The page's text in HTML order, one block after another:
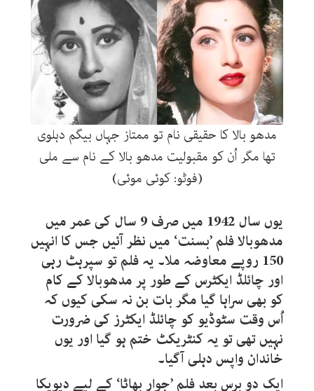
مدھو بالا کا حقیقی نام تو ممتاز جہاں بیگم دہلوی
تھا مگر اُن کو مقبولیت مدھو بالا کے نام سے ملی
(فوٹو: کوئی موئی)
یوں سال 1942 میں صرف 9 سال کی عمر میں
مدھوبالا فلم ’بسنت‘ میں نظر آئیں جس کا انہیں
150 روپے معاوضہ ملا۔ یہ فلم تو سپرہٹ رہی
اور چائلڈ ایکٹرس کے طور پر مدھوبالا کے کام
کو بھی سراہا گیا مگر بات بن نہ سکی کیوں کہ
اُس وقت سٹوڈیو کو چائلڈ ایکٹرز کی ضرورت
نہیں تھی تو یہ کنٹریکٹ ختم ہو گیا اور یوں
خاندان واپس دہلی آگیا۔
ایک دو برس بعد فلم ’جوار بھاٹا‘ کے لیے دیویکا